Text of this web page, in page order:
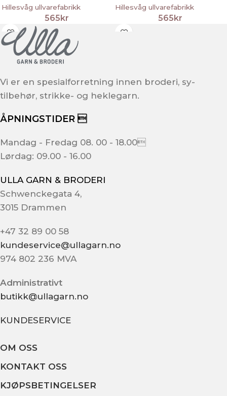
Hillesvåg ullvarefabrikk
565kr
Hillesvåg ullvarefabrikk
565kr
Vi er en spesialforretning innen broderi, sy-
tilbehør, strikke- og heklegarn.
ÅPNINGSTIDER 
Mandag - Fredag 08. 00 - 18.00
Lørdag: 09.00 - 16.00
ULLA GARN & BRODERI
Schwenckegata 4,
3015 Drammen
+47 32 89 00 58
kundeservice@ullagarn.no
974 802 236 MVA
Administrativt
butikk@ullagarn.no
KUNDESERVICE
OM OSS
KONTAKT OSS
KJØPSBETINGELSER